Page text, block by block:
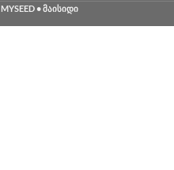
MYSEED • მაისიდი